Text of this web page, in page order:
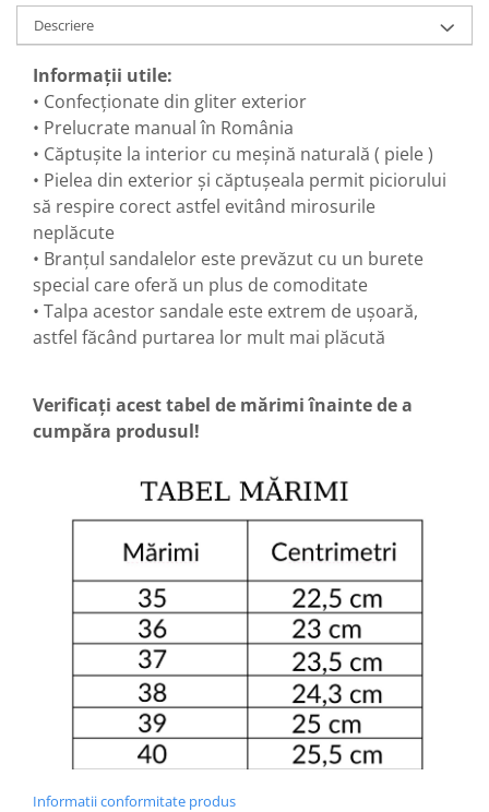
Descriere
Informații utile:
• Confecționate din gliter exterior
• Prelucrate manual în România
• Căptușite la interior cu meșină naturală ( piele )
• Pielea din exterior și căptușeala permit piciorului
să respire corect astfel evitând mirosurile
neplăcute
• Branțul sandalelor este prevăzut cu un burete
special care oferă un plus de comoditate
• Talpa acestor sandale este extrem de ușoară,
astfel făcând purtarea lor mult mai plăcută
Verificați acest tabel de mărimi înainte de a
cumpăra produsul!
Informatii conformitate produs